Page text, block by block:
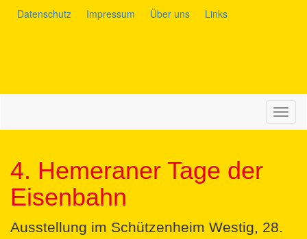
Datenschutz Impressum Über uns Links
4. Hemeraner Tage der
Eisenbahn
Ausstellung im Schützenheim Westig, 28.